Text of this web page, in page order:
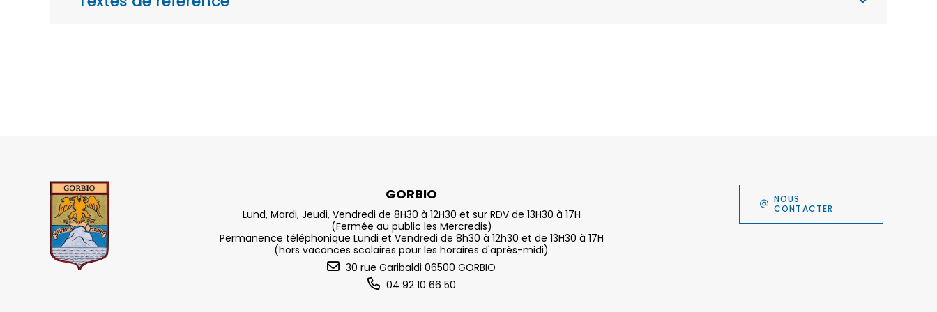
GORBIO
Lund, Mardi, Jeudi, Vendredi de 8H30 à 12H30 et sur RDV de 13H30 à 17H
(Fermée au public les Mercredis)
Permanence téléphonique Lundi et Vendredi de 8h30 à 12h30 et de 13H30 à 17H
(hors vacances scolaires pour les horaires d'après-midi)
30 rue Garibaldi 06500 GORBIO
04 92 10 66 50
NOUS
CONTACTER